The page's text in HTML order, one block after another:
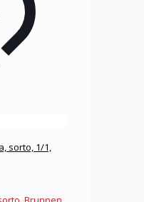
sorto, 1/1,